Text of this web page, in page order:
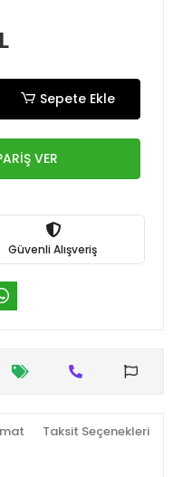
Sepete Ekle
VER
Güvenli Alışveriş
Taksit Seçenekleri